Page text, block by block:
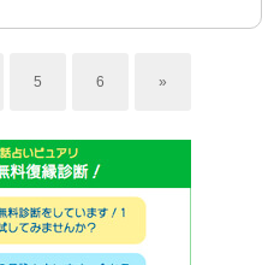
5 6 »